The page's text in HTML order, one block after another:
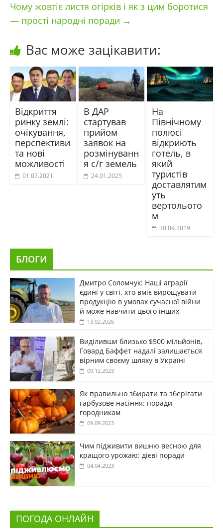
Чому жовтіє листя огірків і як з цим боротися
— прості народні поради →
Вас може зацікавити:
Відкриття
ринку землі:
очікування,
перспективи
та нові
можливості
01.07.2021
В ДАР
стартував
прийом
заявок на
розмінуванн
я с/г земель
24.01.2025
На
Північному
полюсі
відкриють
готель, в
який
туристів
доставлятим
уть
вертольото
м
30.09.2019
БЛОГИ
Дмитро Соломчук: Наші аграрії
єдині у світі, хто вміє вирощувати
продукцію в умовах сучасної війни
й може навчити цього інших
13.02.2026
Виділивши близько $500 мільйонів,
Говард Баффет надалі залишається
вірним своєму шляху в Україні
09.12.2023
Як правильно збирати та зберігати
гарбузове насіння: поради
городникам
09.09.2023
Чим підживити вишню весною для
кращого урожаю: дієві поради
04.04.2023
ПОГОДА ОНЛАЙН